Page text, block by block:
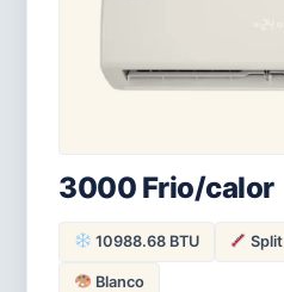
3000 Frio/calor
10988.68 BTU Split
Blanco